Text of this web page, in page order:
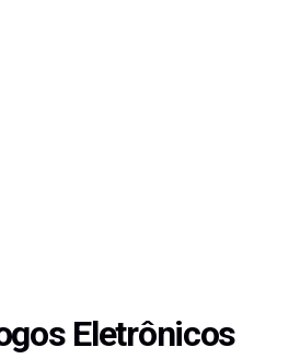
Eletrônicos